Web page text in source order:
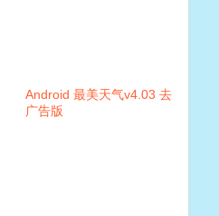
Android 最美天气v4.03 去
广告版